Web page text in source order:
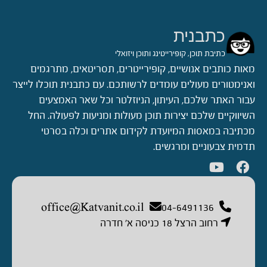
כתבנית
כתיבת תוכן, קופירייטינג ותוכן ויזואלי
מאות כותבים אנושיים, קופירייטרים, תסריטאים, מתרגמים
ואנימטורים מעולים עומדים לרשותכם. עם כתבנית תוכלו לייצר
עבור האתר שלכם, העיתון, הניוזלטר וכל שאר האמצעים
השיווקיים שלכם יצירות תוכן מעולות ומניעות לפעולה. החל
מכתיבה במאסות המיועדת לקידום אתרים וכלה בסרטי
תדמית צבעוניים ומרגשים.
04-6491136
office@Katvanit.co.il
רחוב הרצל 18 כניסה א’ חדרה